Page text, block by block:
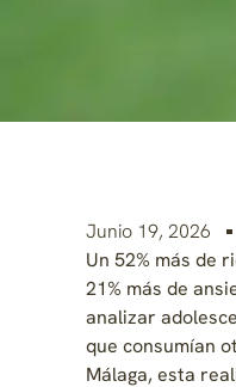
Junio 19, 2026
Un 52% más de
21% más de
analizar
que consumían
Málaga, esta